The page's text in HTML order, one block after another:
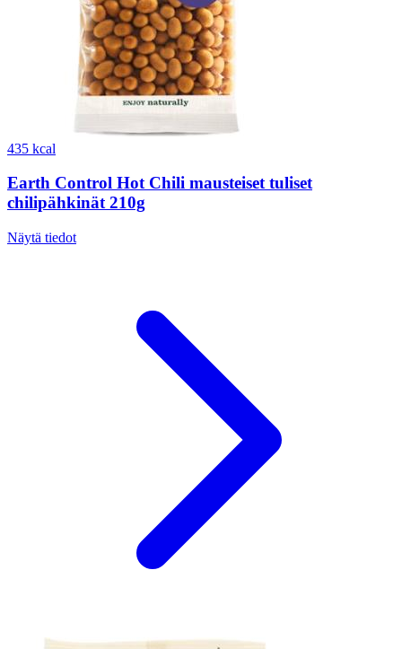
435 kcal
Earth Control Hot Chili mausteiset tuliset
chilipähkinät 210g
Näytä tiedot